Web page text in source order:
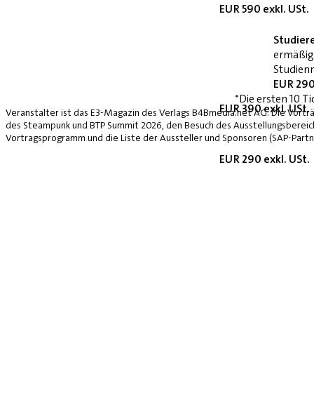
EUR 590 exkl. USt.
EUR 390 exkl. USt.
EUR 290 exkl. USt.
EUR
*Die ersten 10
Veranstalter ist das E3-Magazin des Verlags B4Bmedia.net AG. Die
des Steampunk und BTP Summit 2026, den Besuch des
Vortragsprogramm und die Liste der Aussteller und Sponsoren (SAP-